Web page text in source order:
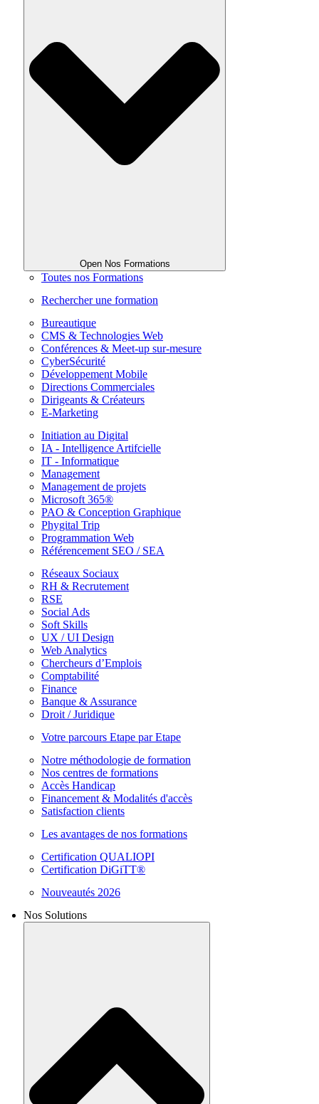
Open Nos Formations
Toutes nos Formations
Rechercher une formation
Bureautique
CMS & Technologies Web
Conférences & Meet-up sur-mesure
CyberSécurité
Développement Mobile
Directions Commerciales
Dirigeants & Créateurs
E-Marketing
Initiation au Digital
IA - Intelligence Artifcielle
IT - Informatique
Management
Management de projets
Microsoft 365®
PAO & Conception Graphique
Phygital Trip
Programmation Web
Référencement SEO / SEA
Réseaux Sociaux
RH & Recrutement
RSE
Social Ads
Soft Skills
UX / UI Design
Web Analytics
Chercheurs d’Emplois
Comptabilité
Finance
Banque & Assurance
Droit / Juridique
Votre parcours Etape par Etape
Notre méthodologie de formation
Nos centres de formations
Accès Handicap
Financement & Modalités d'accès
Satisfaction clients
Les avantages de nos formations
Certification QUALIOPI
Certification DiGiTT®
Nouveautés 2026
Nos Solutions